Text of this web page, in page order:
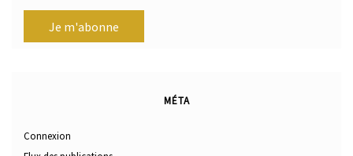
MÉTA
Connexion